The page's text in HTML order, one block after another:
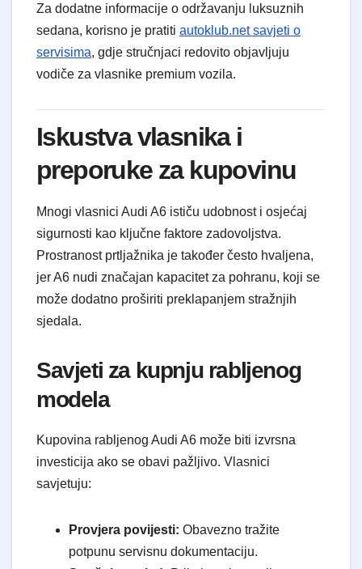
Za dodatne informacije o održavanju luksuznih
sedana, korisno je pratiti autoklub.net savjeti o
servisima, gdje stručnjaci redovito objavljuju
vodiče za vlasnike premium vozila.
Iskustva vlasnika i
preporuke za kupovinu
Mnogi vlasnici Audi A6 ističu udobnost i osjećaj
sigurnosti kao ključne faktore zadovoljstva.
Prostranost prtljažnika je također često hvaljena,
jer A6 nudi značajan kapacitet za pohranu, koji se
može dodatno proširiti preklapanjem stražnjih
sjedala.
Savjeti za kupnju rabljenog
modela
Kupovina rabljenog Audi A6 može biti izvrsna
investicija ako se obavi pažljivo. Vlasnici
savjetuju:
Provjera povijesti: Obavezno tražite
potpunu servisnu dokumentaciju.